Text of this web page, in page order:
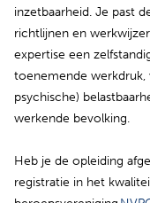
inzetbaarheid. Je past
richtlijnen en
expertise een
toenemende werkdruk,
psychische)
werkende bevolking.
Heb je de opleiding
registratie in het